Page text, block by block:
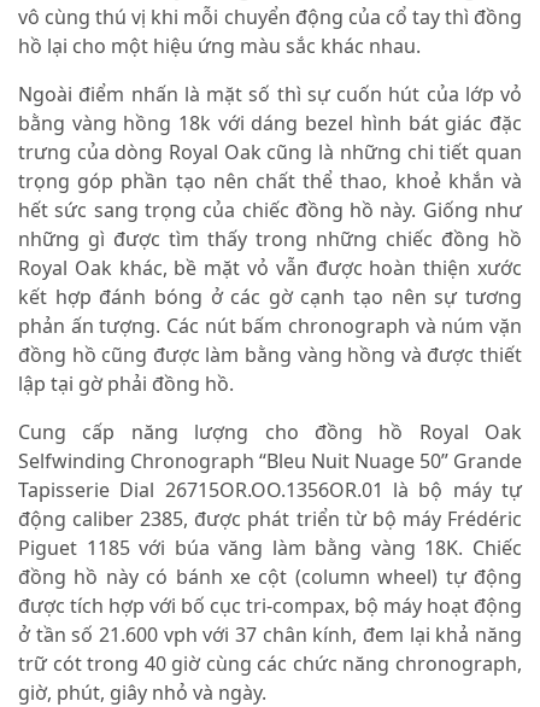
vô cùng thú vị khi mỗi chuyển động của cổ tay thì đồng
hồ lại cho một hiệu ứng màu sắc khác nhau.
Ngoài điểm nhấn là mặt số thì sự cuốn hút của lớp vỏ
bằng vàng hồng 18k với dáng bezel hình bát giác đặc
trưng của dòng Royal Oak cũng là những chi tiết quan
trọng góp phần tạo nên chất thể thao, khoẻ khắn và
hết sức sang trọng của chiếc đồng hồ này. Giống như
những gì được tìm thấy trong những chiếc đồng hồ
Royal Oak khác, bề mặt vỏ vẫn được hoàn thiện xước
kết hợp đánh bóng ở các gờ cạnh tạo nên sự tương
phản ấn tượng. Các nút bấm chronograph và núm vặn
đồng hồ cũng được làm bằng vàng hồng và được thiết
lập tại gờ phải đồng hồ.
Cung cấp năng lượng cho đồng hồ Royal Oak
Selfwinding Chronograph “Bleu Nuit Nuage 50” Grande
Tapisserie Dial 26715OR.OO.1356OR.01 là bộ máy tự
động caliber 2385, được phát triển từ bộ máy Frédéric
Piguet 1185 với búa văng làm bằng vàng 18K. Chiếc
đồng hồ này có bánh xe cột (column wheel) tự động
được tích hợp với bố cục tri-compax, bộ máy hoạt động
ở tần số 21.600 vph với 37 chân kính, đem lại khả năng
trữ cót trong 40 giờ cùng các chức năng chronograph,
giờ, phút, giây nhỏ và ngày.